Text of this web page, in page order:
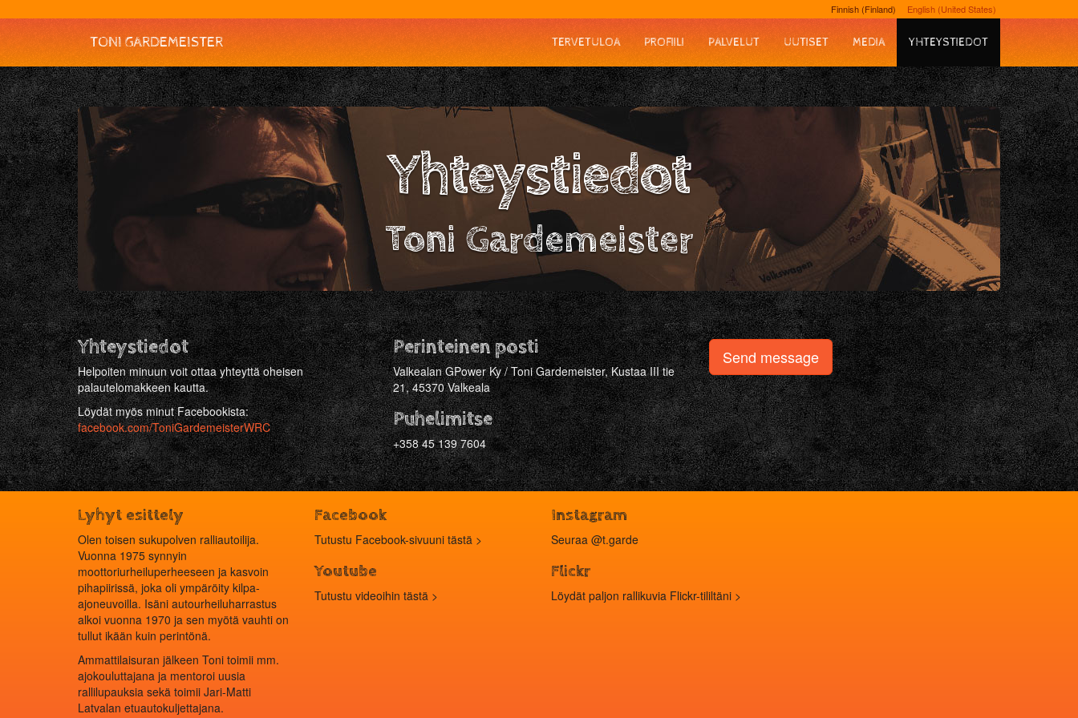
Finnish (Finland) English (United States)
TONI GARDEMEISTER TERVETULOA PROFIILI PALVELUT UUTISET MEDIA YHTEYSTIEDOT
Yhteystiedot
Toni Gardemeister
Yhteystiedot
Helpoiten minuun voit ottaa yhteyttä oheisen
palautelomakkeen kautta.
Löydät myös minut Facebookista:
facebook.com/ToniGardemeisterWRC
Perinteinen posti
Valkealan GPower Ky / Toni Gardemeister, Kustaa III tie
21, 45370 Valkeala
Puhelimitse
+358 45 139 7604
Send message
Lyhyt esittely
Olen toisen sukupolven ralliautoilija.
Vuonna 1975 synnyin
moottoriurheiluperheeseen ja kasvoin
pihapiirissä, joka oli ympäröity kilpa-
ajoneuvoilla. Isäni autourheiluharrastus
alkoi vuonna 1970 ja sen myötä vauhti on
tullut ikään kuin perintönä.
Ammattilaisuran jälkeen Toni toimii mm.
ajokouluttajana ja mentoroi uusia
rallilupauksia sekä toimii Jari-Matti
Latvalan etuautokuljettajana.
Facebook
Tutustu Facebook-sivuuni tästä >
Youtube
Tutustu videoihin tästä >
Instagram
Seuraa @t.garde
Flickr
Löydät paljon rallikuvia Flickr-tililtäni >